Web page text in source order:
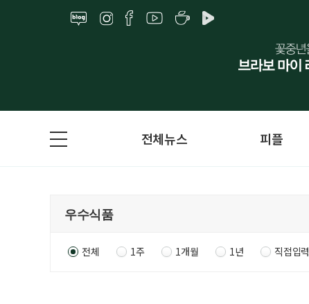
전체뉴스 피플
전체 1주 1개월 1년 직접입력